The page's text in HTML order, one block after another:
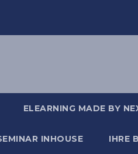
ELEARNING MADE BY
INHOUSE IHRE